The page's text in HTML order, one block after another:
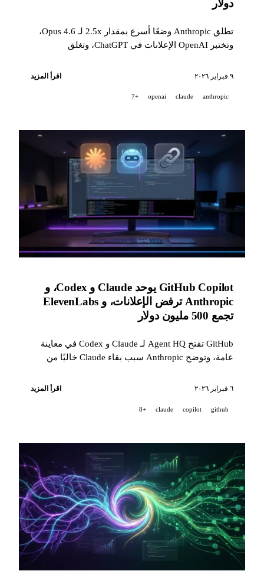
دولار
تطلق Anthropic وضعًا أسرع بمقدار 2.5x لـ Opus 4.6،
وتختبر OpenAI الإعلانات في ChatGPT، وتغلق
5.3-Codex إلى Copilot، وتطلق Mistral نموذج Voxtral
٩ فبراير ٢٠٢٦ اقرأ المزيد
anthropic
claude
openai
+7
GitHub Copilot يوحد Claude و Codex، و
Anthropic ترفض الإعلانات، و ElevenLabs
تجمع 500 مليون دولار
GitHub تفتح Agent HQ لـ Claude و Codex في معاينة
عامة، وتوضح Anthropic سبب بقاء Claude خاليًا من
في السلسلة D.
٦ فبراير ٢٠٢٦ اقرأ المزيد
github
copilot
claude
+8